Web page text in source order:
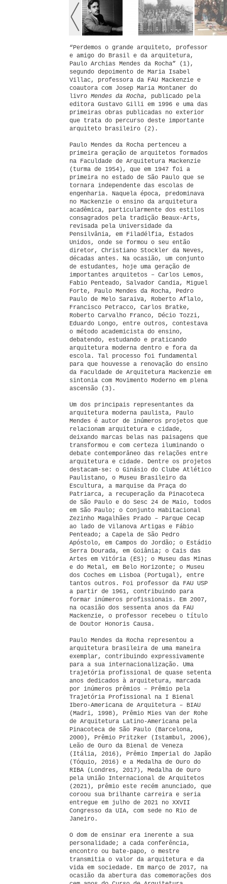
“Perdemos o grande arquiteto, professor
e amigo do Brasil e da arquitetura,
Paulo Archias Mendes da Rocha” (1),
segundo depoimento de Maria Isabel
Villac, professora da FAU Mackenzie e
coautora com Josep Maria Montaner do
livro Mendes da Rocha, publicado pela
editora Gustavo Gilli em 1996 e uma das
primeiras obras publicadas no exterior
que trata do percurso deste importante
arquiteto brasileiro (2).
Paulo Mendes da Rocha pertenceu a
primeira geração de arquitetos formados
na Faculdade de Arquitetura Mackenzie
(turma de 1954), que em 1947 foi a
primeira no estado de São Paulo que se
tornara independente das escolas de
engenharia. Naquela época, predominava
no Mackenzie o ensino da arquitetura
acadêmica, particularmente dos estilos
consagrados pela tradição Beaux-Arts,
revisada pela Universidade da
Pensilvânia, em Filadélfia, Estados
Unidos, onde se formou o seu então
diretor, Christiano Stockler da Neves,
décadas antes. Na ocasião, um conjunto
de estudantes, hoje uma geração de
importantes arquitetos – Carlos Lemos,
Fabio Penteado, Salvador Candia, Miguel
Forte, Paulo Mendes da Rocha, Pedro
Paulo de Melo Saraiva, Roberto Aflalo,
Francisco Petracco, Carlos Bratke,
Roberto Carvalho Franco, Décio Tozzi,
Eduardo Longo, entre outros, contestava
o método academicista do ensino,
debatendo, estudando e praticando
arquitetura moderna dentro e fora da
escola. Tal processo foi fundamental
para que houvesse a renovação do ensino
da Faculdade de Arquitetura Mackenzie em
sintonia com Movimento Moderno em plena
ascensão (3).
Um dos principais representantes da
arquitetura moderna paulista, Paulo
Mendes é autor de inúmeros projetos que
relacionam arquitetura e cidade,
deixando marcas belas nas paisagens que
transformou e com certeza iluminando o
debate contemporâneo das relações entre
arquitetura e cidade. Dentre os projetos
destacam-se: o Ginásio do Clube Atlético
Paulistano, o Museu Brasileiro da
Escultura, a marquise da Praça do
Patriarca, a recuperação da Pinacoteca
de São Paulo e do Sesc 24 de Maio, todos
em São Paulo; o Conjunto Habitacional
Zezinho Magalhães Prado – Parque Cecap
ao lado de Vilanova Artigas e Fábio
Penteado; a Capela de São Pedro
Apóstolo, em Campos do Jordão; o Estádio
Serra Dourada, em Goiânia; o Cais das
Artes em Vitória (ES); o Museu das Minas
e do Metal, em Belo Horizonte; o Museu
dos Coches em Lisboa (Portugal), entre
tantos outros. Foi professor da FAU USP
a partir de 1961, contribuindo para
formar inúmeros profissionais. Em 2007,
na ocasião dos sessenta anos da FAU
Mackenzie, o professor recebeu o título
de Doutor Honoris Causa.
Paulo Mendes da Rocha representou a
arquitetura brasileira de uma maneira
exemplar, contribuindo expressivamente
para a sua internacionalização. Uma
trajetória profissional de quase setenta
anos dedicados à arquitetura, marcada
por inúmeros prêmios – Prêmio pela
Trajetória Profissional na I Bienal
Ibero-Americana de Arquitetura – BIAU
(Madri, 1998), Prêmio Mies Van der Rohe
de Arquitetura Latino-Americana pela
Pinacoteca de São Paulo (Barcelona,
2000), Prêmio Pritzker (Istambul, 2006),
Leão de Ouro da Bienal de Veneza
(Itália, 2016), Prêmio Imperial do Japão
(Tóquio, 2016) e a Medalha de Ouro do
RIBA (Londres, 2017), Medalha de Ouro
pela União Internacional de Arquitetos
(2021), prêmio este recém anunciado, que
coroou sua brilhante carreira e seria
entregue em julho de 2021 no XXVII
Congresso da UIA, com sede no Rio de
Janeiro.
O dom de ensinar era inerente a sua
personalidade; a cada conferência,
encontro ou bate-papo, o mestre
transmitia o valor da arquitetura e da
vida em sociedade. Em março de 2017, na
ocasião da abertura das comemorações dos